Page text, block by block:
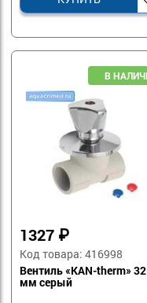
1327 ₽
Код товара: 416998
Вентиль «KAN-therm» 32
мм серый